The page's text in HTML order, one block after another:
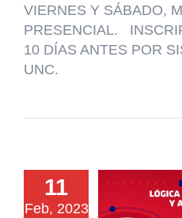
VIERNES Y SÁBADO,
PRESENCIAL.
10 DÍAS ANTES POR
UNC.
11
Feb, 2023
DE